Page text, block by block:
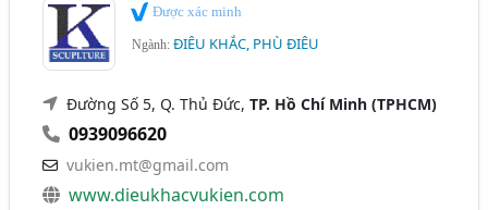
Được xác minh
Ngành:ĐIÊU KHẮC, PHÙ ĐIÊU
Đường Số 5, Q. Thủ Đức,TP. Hồ Chí Minh (TPHCM)
0939096620
vukien.mt@gmail.com
www.dieukhacvukien.com